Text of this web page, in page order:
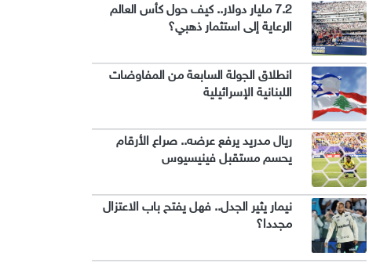
7.2 مليار دولار.. كيف حول كأس العالم
الرعاية إلى استثمار ذهبي؟
انطلاق الجولة السابعة من المفاوضات
اللبنانية الإسرائيلية
ريال مدريد يرفع عرضه.. صراع الأرقام
يحسم مستقبل فينيسيوس
نيمار يثير الجدل.. فهل يفتح باب الاعتزال
مجددا؟